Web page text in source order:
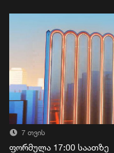
7 თვის
ფორმულა 17:00 საათზე